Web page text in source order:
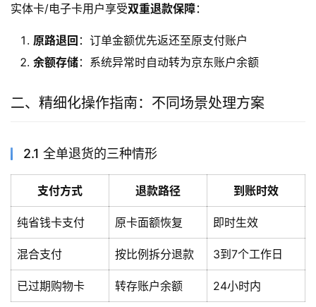
实体卡/电子卡用户享受双重退款保障：
原路退回 ：订单金额优先返还至原支付账户
余额存储：系统异常时自动转为京东账户余额
二、精细化操作指南：不同场景处理方案
2.1 全单退货的三种情形
支付方式 退款路径 到账时效
纯省钱卡支付 原卡面额恢复 即时生效
混合支付 按比例拆分退款 3到7个工作日
已过期购物卡 转存账户余额 24小时内